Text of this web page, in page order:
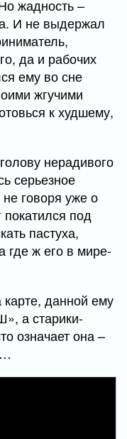
жадность –
И не выдержал
да и рабочих
ему во сне
жгучими
к худшему,
нерадивого
серьезное
говоря уже о
под
пастуха,
где ж его в мире-
данной ему
а старики-
означает она –